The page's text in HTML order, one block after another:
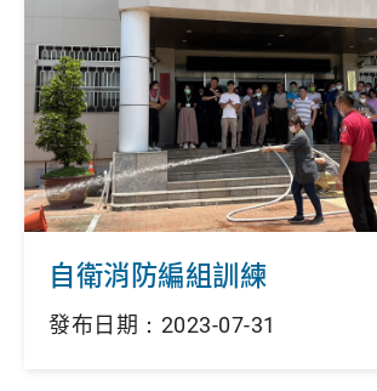
自衛消防編組訓練
發布日期：2023-07-31